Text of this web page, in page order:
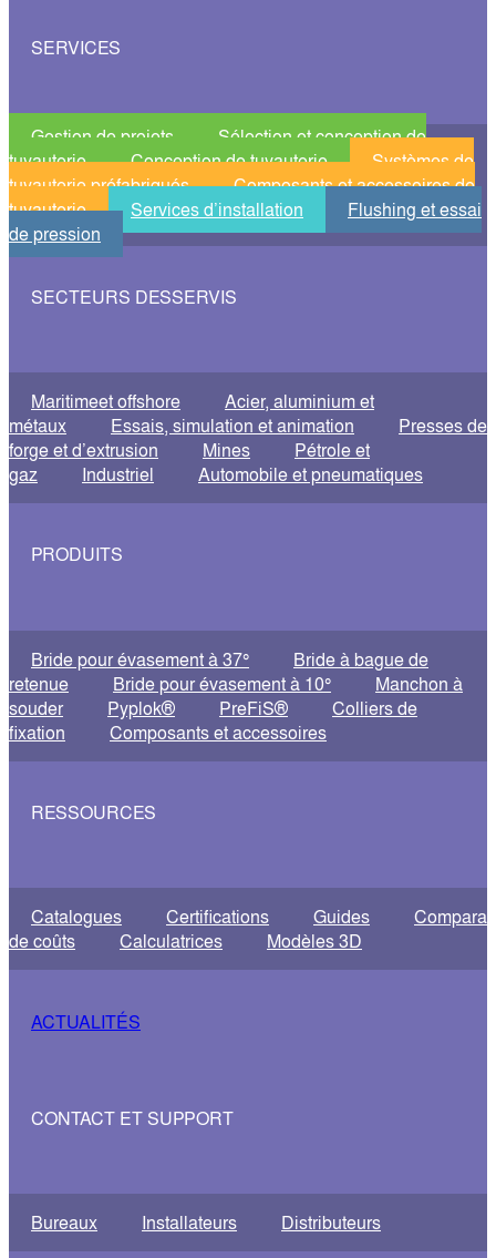
SERVICES
Gestion de projets
Sélection et conception de
tuyauterie
Conception de tuyauterie
Systèmes de
tuyauterie préfabriqués
Composants et accessoires de
tuyauterie
Services d’installation
Flushing et essai
de pression
SECTEURS DESSERVIS
Maritimeet offshore
Acier, aluminium et
métaux
Essais, simulation et animation
Presses de
forge et d’extrusion
Mines
Pétrole et
gaz
Industriel Automobile et pneumatiques
PRODUITS
Bride pour évasement à 37°
Bride à bague de
retenue
Bride pour évasement à 10°
Manchon à
souder
Pyplok® PreFiS®
Colliers de
fixation
Composants et accessoires
RESSOURCES
Catalogues Certifications Guides
de coûts
Calculatrices Modèles 3D
ACTUALITÉS
CONTACT ET SUPPORT
Bureaux Installateurs Distributeurs